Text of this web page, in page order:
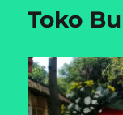
Toko